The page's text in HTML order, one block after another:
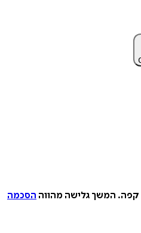
המשך גלישה מהווההסכמה